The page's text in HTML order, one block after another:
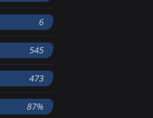
6
545
473
87%